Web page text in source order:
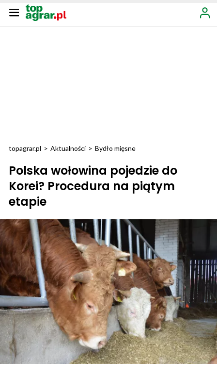
topagrar.pl > Aktualności > Bydło mięsne
Polska wołowina pojedzie do
Korei? Procedura na piątym
etapie